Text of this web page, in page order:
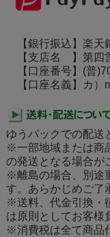
【銀行振込】楽天
【支店名 】第四
【口座番号】(普
【口座名義】カ）
ゆうパックでの配送
※一部地域または商
の発送となる場合が
※離島の場合、別途
す。あらかじめご了
※送料、代金引換・
は原則としてお客様
※消費税は全て商品